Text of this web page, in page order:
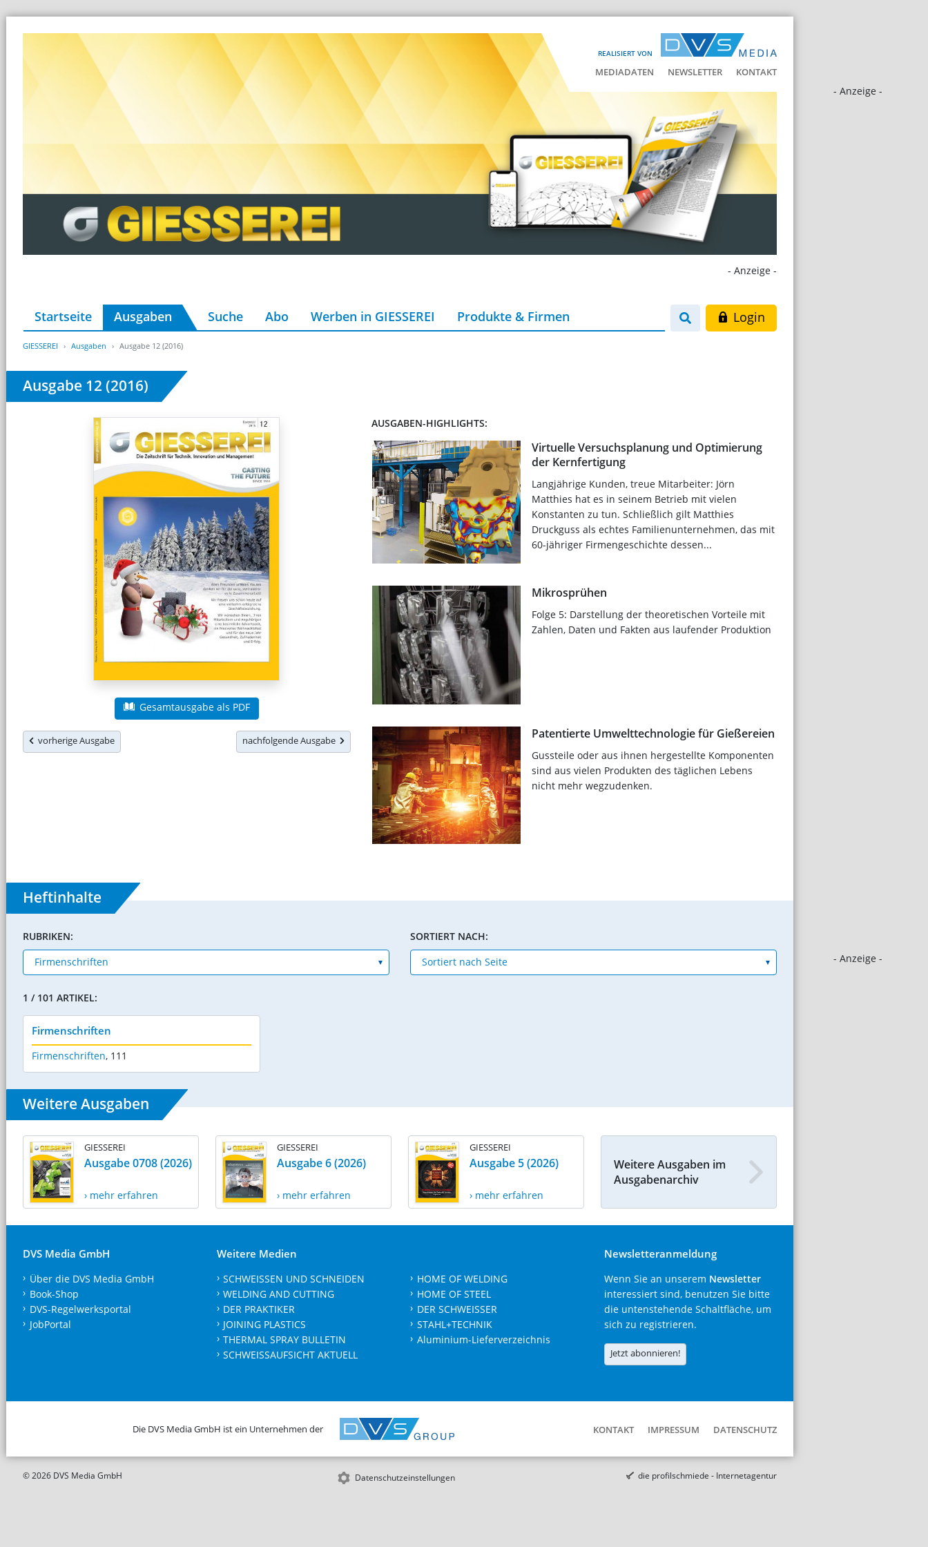
REALISIERT VON
MEDIADATEN NEWSLETTER KONTAKT
- Anzeige -
- Anzeige -
- Anzeige -
Startseite Ausgaben Suche Abo Werben in GIESSEREI Produkte & Firmen Login
GIESSEREI Ausgaben Ausgabe 12 (2016)
Ausgabe 12 (2016)
Gesamtausgabe als PDF
vorherige Ausgabe nachfolgende Ausgabe
AUSGABEN-HIGHLIGHTS:
Virtuelle Versuchsplanung und Optimierung
der Kernfertigung
Langjährige Kunden, treue Mitarbeiter: Jörn
Matthies hat es in seinem Betrieb mit vielen
Konstanten zu tun. Schließlich gilt Matthies
Druckguss als echtes Familienunternehmen, das mit
60-jähriger Firmengeschichte dessen...
Mikrosprühen
Folge 5: Darstellung der theoretischen Vorteile mit
Zahlen, Daten und Fakten aus laufender Produktion
Patentierte Umwelttechnologie für Gießereien
Gussteile oder aus ihnen hergestellte Komponenten
sind aus vielen Produkten des täglichen Lebens
nicht mehr wegzudenken.
Heftinhalte
RUBRIKEN: SORTIERT NACH:
1 / 101 ARTIKEL:
Firmenschriften
Firmenschriften, 111
Weitere Ausgaben
GIESSEREI
Ausgabe 0708 (2026)
› mehr erfahren
GIESSEREI
Ausgabe 6 (2026)
› mehr erfahren
GIESSEREI
Ausgabe 5 (2026)
› mehr erfahren
Weitere Ausgaben im
Ausgabenarchiv
DVS Media GmbH
Über die DVS Media GmbH
Book-Shop
DVS-Regelwerksportal
JobPortal
Weitere Medien
SCHWEISSEN UND SCHNEIDEN
WELDING AND CUTTING
DER PRAKTIKER
JOINING PLASTICS
THERMAL SPRAY BULLETIN
SCHWEISSAUFSICHT AKTUELL
HOME OF WELDING
HOME OF STEEL
DER SCHWEISSER
STAHL+TECHNIK
Aluminium-Lieferverzeichnis
Newsletteranmeldung
Wenn Sie an unserem Newsletter
interessiert sind, benutzen Sie bitte
die untenstehende Schaltfläche, um
sich zu registrieren.
Jetzt abonnieren!
Die DVS Media GmbH ist ein Unternehmen der KONTAKT IMPRESSUM DATENSCHUTZ
© 2026 DVS Media GmbH Datenschutzeinstellungen die profilschmiede - Internetagentur